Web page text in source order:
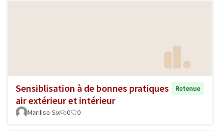
Sensiblisation à de bonnes pratiques
air extérieur et intérieur
Retenue
Marilise Six 0 0